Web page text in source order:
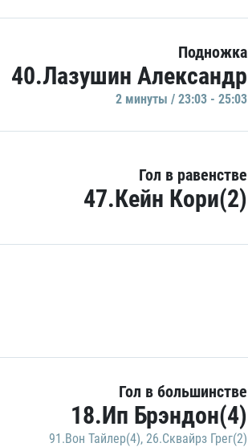
Подножка
40.Лазушин Александр
2 минуты / 23:03 - 25:03
Гол в равенстве
47.Кейн Кори(2)
Гол в большинстве
18.Ип Брэндон(4)
91.Вон Тайлер(4), 26.Сквайрз Грег(2)